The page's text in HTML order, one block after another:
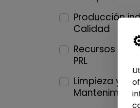
Producción
Calidad
Recursos
PRL
Limpieza y